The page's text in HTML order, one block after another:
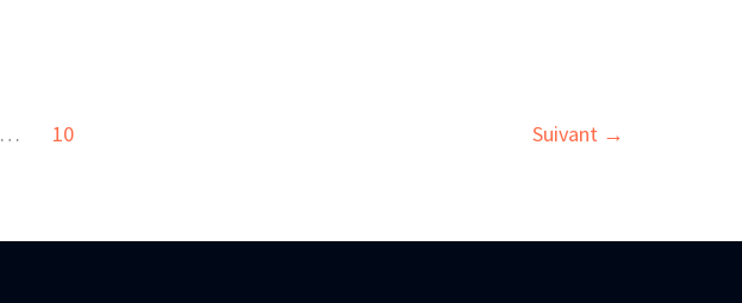
… 10 Suivant →